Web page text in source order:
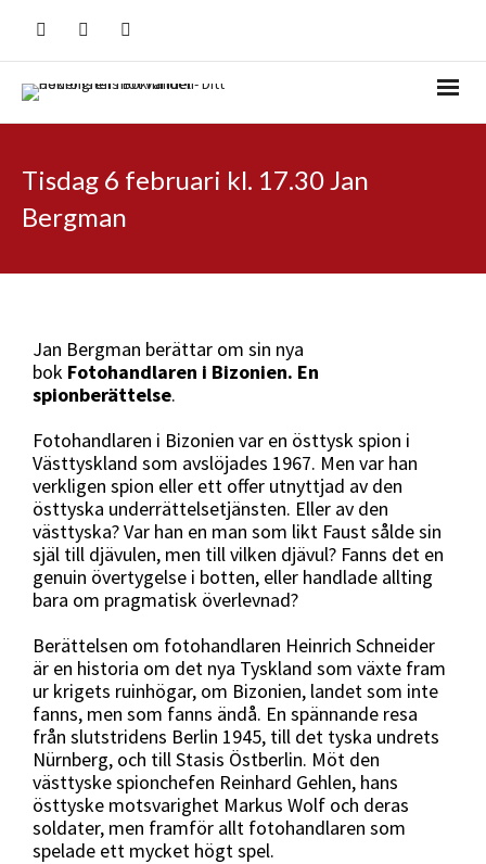
Tisdag 6 februari kl. 17.30 Jan
Bergman
Jan Bergman berättar om sin nya
bok Fotohandlaren i Bizonien. En
spionberättelse.
Fotohandlaren i Bizonien var en östtysk spion i
Västtyskland som avslöjades 1967. Men var han
verkligen spion eller ett offer utnyttjad av den
östtyska underrättelsetjänsten. Eller av den
västtyska? Var han en man som likt Faust sålde sin
själ till djävulen, men till vilken djävul? Fanns det en
genuin övertygelse i botten, eller handlade allting
bara om pragmatisk överlevnad?
Berättelsen om fotohandlaren Heinrich Schneider
är en historia om det nya Tyskland som växte fram
ur krigets ruinhögar, om Bizonien, landet som inte
fanns, men som fanns ändå. En spännande resa
från slutstridens Berlin 1945, till det tyska undrets
Nürnberg, och till Stasis Östberlin. Möt den
västtyske spionchefen Reinhard Gehlen, hans
östtyske motsvarighet Markus Wolf och deras
soldater, men framför allt fotohandlaren som
spelade ett mycket högt spel.